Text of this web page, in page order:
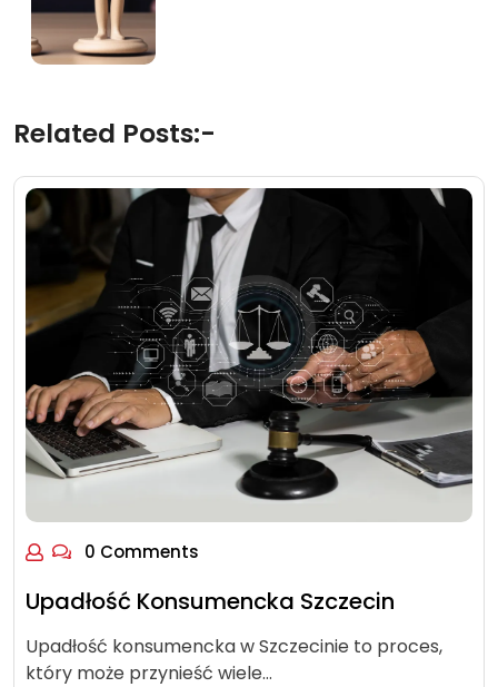
Related Posts:-
0 Comments
Upadłość Konsumencka Szczecin
Upadłość konsumencka w Szczecinie to proces,
który może przynieść wiele…